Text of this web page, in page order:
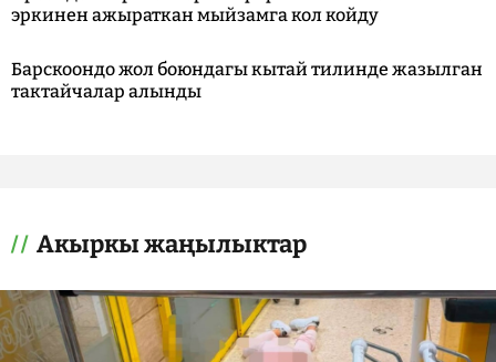
эркинен ажыраткан мыйзамга кол койду
Барскоондо жол боюндагы кытай тилинде жазылган
тактайчалар алынды
Акыркы жаңылыктар